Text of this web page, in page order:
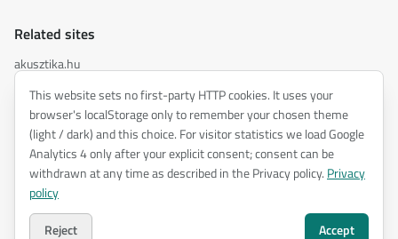
Related sites
akusztika.hu
inspiredacoustics.com
soundy.ai
irat.ai
2026ENTEL Műszaki Fejlesztő Kft. —
Privacy policy
This website sets no first-party HTTP cookies. It uses your
browser's localStorage only to remember your chosen theme
(light / dark) and this choice. For visitor statistics we load Google
Analytics 4 only after your explicit consent; consent can be
withdrawn at any time as described in the Privacy policy. Privacy
policy
Reject
Accept